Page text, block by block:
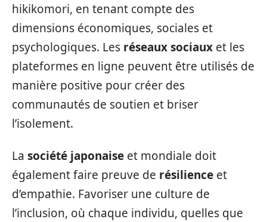
hikikomori, en tenant compte des
dimensions économiques, sociales et
psychologiques. Les réseaux sociaux et les
plateformes en ligne peuvent être utilisés de
manière positive pour créer des
communautés de soutien et briser
l’isolement.
La société japonaise et mondiale doit
également faire preuve de résilience et
d’empathie. Favoriser une culture de
l’inclusion, où chaque individu, quelles que